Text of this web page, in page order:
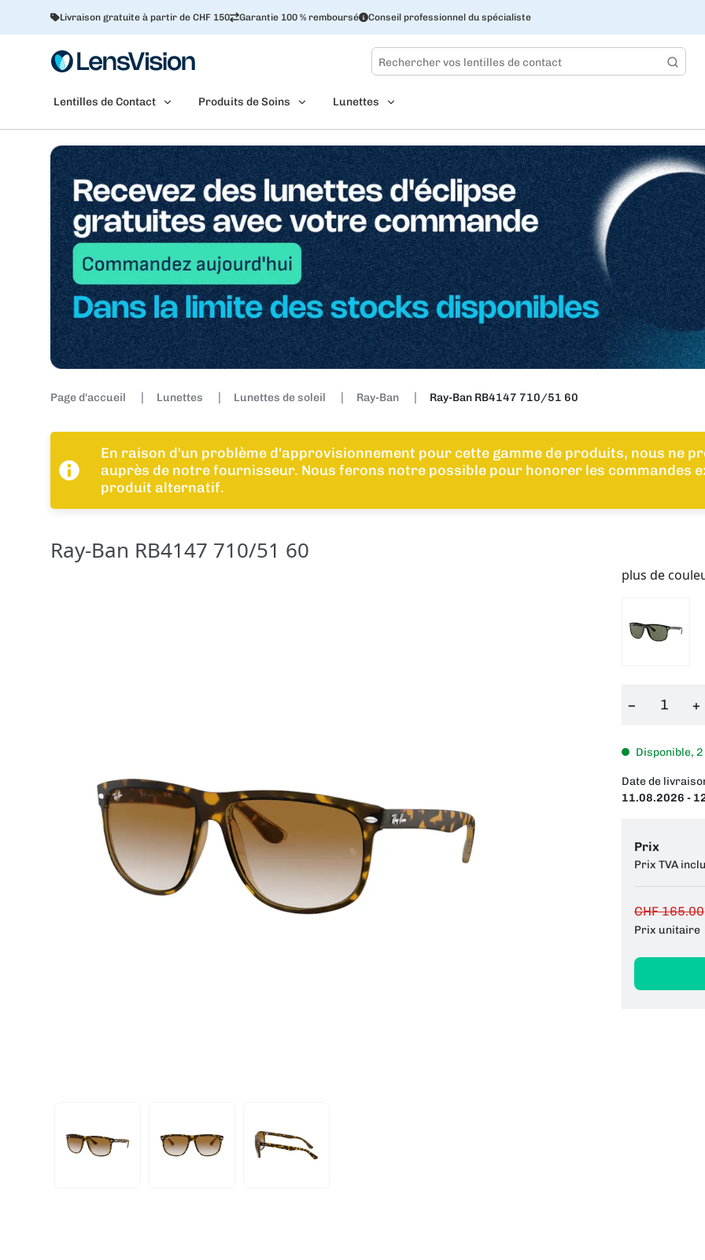
Livraison gratuite à partir de CHF 150 Garantie 100 % remboursé Conseil professionnel du spécialiste
Lentilles de Contact Produits de Soins Lunettes
Page d'accueil Lunettes Lunettes de soleil Ray-Ban Ray-Ban RB4147 710/51 60
En raison d'un problème d'approvisionnement pour cette gamme de produits, nous ne
auprès de notre fournisseur. Nous ferons notre possible pour honorer les commandes
produit alternatif.
Ray-Ban RB4147 710/51 60
plus de
− +
Disponible,
Date de
11.08.2026 -
Prix
Prix TVA
CHF 165.00
Prix unitaire